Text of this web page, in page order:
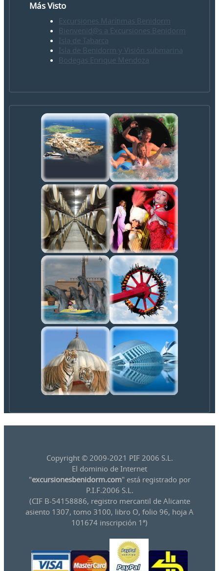
Más Visto
Excursiones Marítimas Benidorm
Bienvenid@s a Excursiones Benidorm
Isla de Tabarca
Isla de Benidorm y Visión submarina
Bodegas Enrique Mendoza
Copyright © 2009-2021 PIF 2006 S.L.
El dominio de Internet
"excursionesbenidorm.com" está registrado por
P.I.F.2006 S.L.
(CIF B-54158886, registro mercantil de Alicante
asiento 1307, tomo 3100, libro O, folio 96, hoja A
101674 inscripción 1ª)